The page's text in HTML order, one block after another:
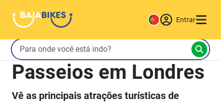
Entrar
Passeios em Londres
Vê as principais atrações turísticas de